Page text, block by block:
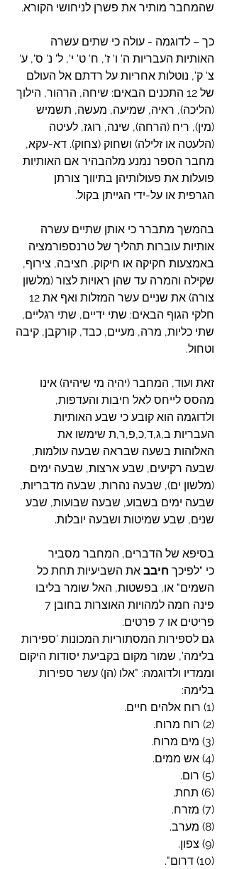
שהמחבר מותיר את פשרן לניחושי הקורא.
כך – לדוגמה - עולה כי שתים עשרה
האותיות העבריות ה' ו' ז', ח' ט' י', ל' נ' ס', ע'
צ' ק', נוטלות אחריות על רדתם אל העולם
של 12 התכנים הבאים: שיחה, הרהור, הילוך
(הליכה), ראיה, שמיעה, מעשה, תשמיש
(מין), ריח (הרחה), שינה, רוגז, לעיטה
(הלעטה או זלילה) ושחוק (צחוק). דא-עקא,
מחבר הספר נמנע מלהבהיר אם האותיות
פועלות את פעולותיהן בתיווך צורתן
הגרפית או על-ידי הגייתן בקול.
בהמשך מתברר כי אותן שתיים עשרה
אותיות עוברות תהליך של טרנספורמציה
באמצעות חקיקה או חיקוק, חציבה, צירוף,
שקילה והמרה עד שהן ראויות לצור (מלשון
חלקי הגוף הבאים: שתי ידיים, שתי רגליים,
שתי כליות, מרה, מעיים, כבד, קורקבן, קיבה
וטחול.
זאת ועוד, המחבר (יהיה מי שיהיה) אינו
מהסס לייחס לאל חיבות והעדפות,
ולדוגמה הוא קובע כי שבע האותיות
העבריות ב,ג,ד,כ,פ,ר,ת שימשו את
האלוהות בשעה שבראה שבעה עולמות,
שבעה רקיעים, שבע ארצות, שבעה ימים
(מלשון ים), שבעה נהרות, שבעה מדבריות,
שבעה ימים בשבוע, שבעה שבועות, שבע
שנים, שבע שמיטות ושבעה יובלות.
בסיפא של הדברים, המחבר מסביר
כי "לפיכך חיבב את השביעיות תחת כל
השמים" או, בפשטות, האל שומר בליבו
פריטים או 7 פרטים.
גם לספירות המסתוריות המכונות 'ספירות
בלימה', שמור מקום בקביעת יסודות היקום
וממדיו ולדוגמה: "אלו (הן) עשר ספירות
בלימה:
(1) רוח אלהים חיים.
(2) רוח מרוח.
(3) מים מרוח.
(4) אש ממים.
(5) רום.
(6) תחת.
(7) מזרח.
(8) מערב.
(9) צפון.
(10) דרום".